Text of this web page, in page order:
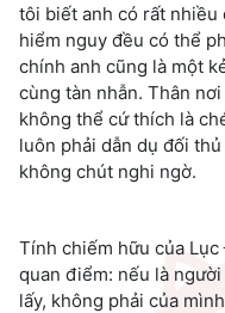
tôi biết anh có rất
hiểm nguy đều có thể
chính anh cũng là một
cùng tàn nhẫn. Thân
không thể cứ thích là
luôn phải dẫn dụ đối
không chút nghi ngờ.
Tính chiếm hữu của
quan điểm: nếu là
lấy, không phải của